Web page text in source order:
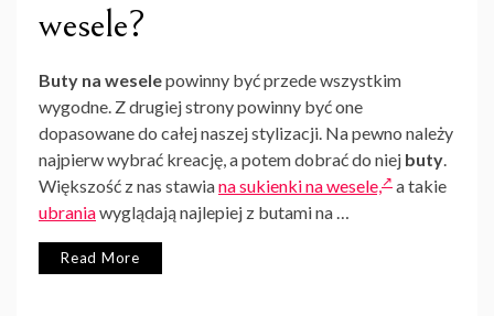
wesele?
Buty na weselepowinny być przede wszystkim
wygodne. Z drugiej strony powinny być one
dopasowane do całej naszej stylizacji. Na pewno należy
najpierw wybrać kreację, a potem dobrać do niej buty.
Większość z nas stawiana sukienki na wesele,
a takie
ubraniawyglądają najlepiej z butami na …
Read More